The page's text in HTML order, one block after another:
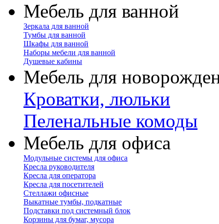
Мебель для ванной
Зеркала для ванной
Тумбы для ванной
Шкафы для ванной
Наборы мебели для ванной
Душевые кабины
Мебель для
Кроватки, люльки
Пеленальные комоды
Мебель для офиса
Модульные системы для офиса
Кресла руководителя
Кресла для оператора
Кресла для посетителей
Стеллажи офисные
Выкатные тумбы, подкатные
Подставки под системный блок
Корзины для бумаг, мусора